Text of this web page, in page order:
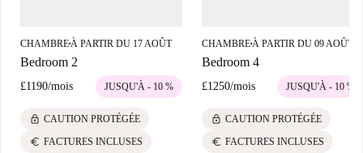
CHAMBRE■À PARTIR DU 17 AOÛT
Bedroom 2
£1190/mois JUSQU'À - 10 %
lock CAUTION PROTÉGÉE
euro FACTURES INCLUSES
CHAMBRE■À PARTIR DU 09 AOÛT
Bedroom 4
£1250/mois JUSQU'À - 10 %
lock CAUTION PROTÉGÉE
euro FACTURES INCLUSES